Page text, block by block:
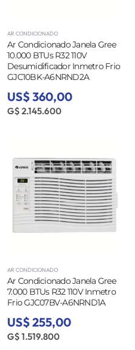
AR CONDICIONADO
Ar Condicionado Janela Gree
10.000 BTUs R32 110V
Desumidificador Inmetro Frio
GJC10BK-A6NRND2A
US$ 360,00
G$ 2.145.600
AR CONDICIONADO
Ar Condicionado Janela Gree
7.000 BTUs R32 110V Inmetro
Frio GJC07BV-A6NRND1A
US$ 255,00
G$ 1.519.800